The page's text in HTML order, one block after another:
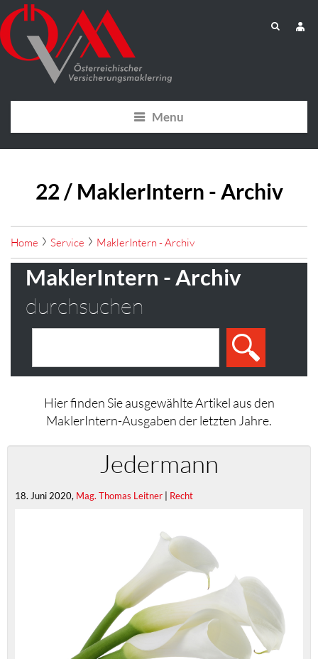
Menu
22 / MaklerIntern - Archiv
Home Service MaklerIntern - Archiv
MaklerIntern - Archiv
durchsuchen
Hier finden Sie ausgewählte Artikel aus den
MaklerIntern-Ausgaben der letzten Jahre.
Jedermann
18. Juni 2020, Mag. Thomas Leitner | Recht